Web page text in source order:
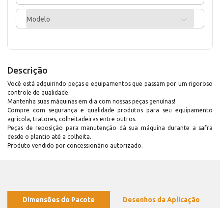
Modelo
Descrição
Você está adquirindo peças e equipamentos que passam por um rigoroso
controle de qualidade.
Mantenha suas máquinas em dia com nossas peças genuínas!
Compre com segurança e qualidade produtos para seu equipamento
agrícola, tratores, colheitadeiras entre outros.
Peças de reposição para manutenção dá sua máquina durante a safra
desde o plantio até a colheita.
Produto vendido por concessionário autorizado.
Dimensões do Pacote Desenhos da Aplicação